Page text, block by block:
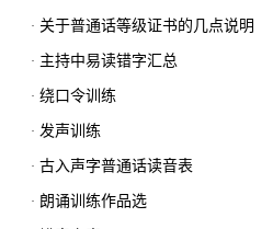
· 关于普通话等级证书的几点说明
· 主持中易读错字汇总
· 绕口令训练
· 发声训练
· 古入声字普通话读音表
· 朗诵训练作品选